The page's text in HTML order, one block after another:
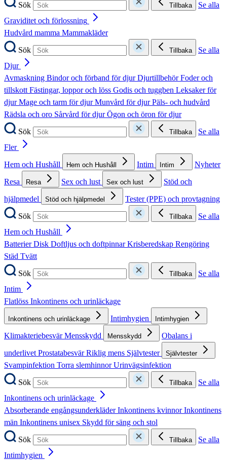
Sök
Tillbaka
Se alla
Graviditet och förlossning
Hudvård mamma Mammakläder
Sök
Tillbaka
Se alla
Djur
Avmaskning Bindor och förband för djurDjurtillbehörFoder och
tillskottFästingar, loppor och löss Godis och tuggben Leksaker för
djurMage och tarm för djurMunvård för djurPäls- och hudvård
Rädsla och oro Sårvård för djurÖgon och öron för djur
Sök
Tillbaka
Se alla
Fler
Hem och Hushåll
Hem och Hushåll Intim Intim
Nyheter
Resa
Resa Sex och lust Sex och lust
Stöd och
hjälpmedel
Stöd och hjälpmedel
Tester (PPE) och provtagning
Sök
Tillbaka
Se alla
Hem och Hushåll
BatterierDisk Doftljus och doftpinnarKrisberedskap Rengöring
Städ Tvätt
Sök
Tillbaka
Se alla
Intim
Flatlöss Inkontinens och urinläckage
Inkontinens och urinläckage Intimhygien Intimhygien
KlimakteriebesvärMensskydd Mensskydd
Obalans i
underlivetProstatabesvärRiklig mens Självtester Självtester
Svampinfektion Torra slemhinnorUrinvägsinfektion
Sök
Tillbaka
Se alla
Inkontinens och urinläckage
Absorberande engångsunderkläderInkontinens kvinnorInkontinens
män Inkontinens unisex Skydd för säng och stol
Sök
Tillbaka
Se alla
Intimhygien